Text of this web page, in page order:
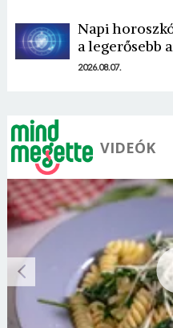
Napi
a legerősebb
2026.08.07.
VIDEÓK
Mégse